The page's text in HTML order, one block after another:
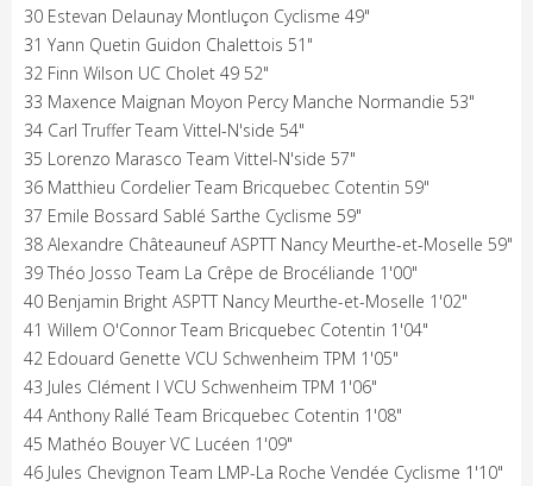
30 Estevan Delaunay Montluçon Cyclisme 49"
31 Yann Quetin Guidon Chalettois 51"
32 Finn Wilson UC Cholet 49 52"
33 Maxence Maignan Moyon Percy Manche Normandie 53"
34 Carl Truffer Team Vittel-N'side 54"
35 Lorenzo Marasco Team Vittel-N'side 57"
36 Matthieu Cordelier Team Bricquebec Cotentin 59"
37 Emile Bossard Sablé Sarthe Cyclisme 59"
38 Alexandre Châteauneuf ASPTT Nancy Meurthe-et-Moselle 59"
39 Théo Josso Team La Crêpe de Brocéliande 1'00"
40 Benjamin Bright ASPTT Nancy Meurthe-et-Moselle 1'02"
41 Willem O'Connor Team Bricquebec Cotentin 1'04"
42 Edouard Genette VCU Schwenheim TPM 1'05"
43 Jules Clément I VCU Schwenheim TPM 1'06"
44 Anthony Rallé Team Bricquebec Cotentin 1'08"
45 Mathéo Bouyer VC Lucéen 1'09"
46 Jules Chevignon Team LMP-La Roche Vendée Cyclisme 1'10"